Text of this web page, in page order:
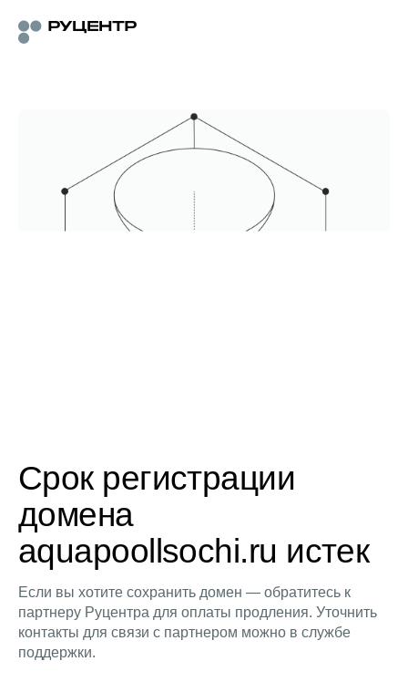
Срок регистрации
домена
aquapoollsochi.ru истек
Если вы хотите сохранить домен — обратитесь к
партнеру Руцентра для оплаты продления. Уточнить
контакты для связи с партнером можно в службе
поддержки.